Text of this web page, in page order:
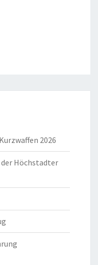
2026
der Höchstadter